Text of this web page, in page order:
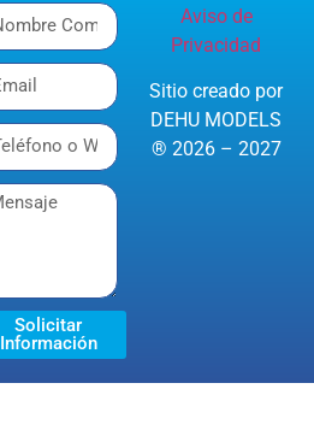
Solicitar
Información
Aviso de
Privacidad
Sitio creado por
DEHU MODELS
® 2026 – 2027